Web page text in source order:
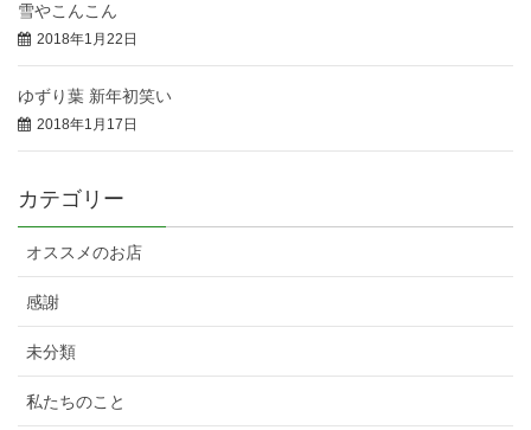
雪やこんこん
2018年1月22日
ゆずり葉 新年初笑い
2018年1月17日
カテゴリー
オススメのお店
感謝
未分類
私たちのこと